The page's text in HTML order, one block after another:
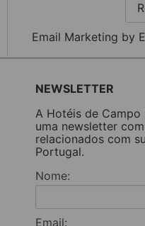
Email Marketing by
NEWSLETTER
A Hotéis de Campo
uma newsletter
relacionados com
Portugal.
Nome:
Email: